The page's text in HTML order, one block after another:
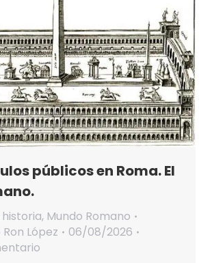
públicos en Roma. El
historia, Mundo Romano
López
06/08/2026